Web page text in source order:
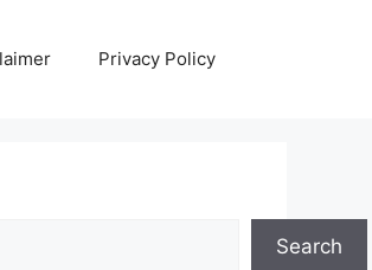
Privacy Policy
Search